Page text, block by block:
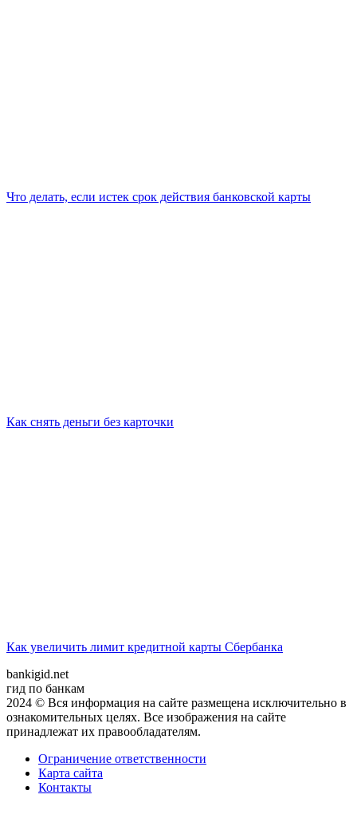
Что делать, если истек срок действия банковской карты
Как снять деньги без карточки
Как увеличить лимит кредитной карты Сбербанка
bankigid.net
гид по банкам
2024 © Вся информация на сайте размещена исключительно в
ознакомительных целях. Все изображения на сайте
принадлежат их правообладателям.
Ограничение ответственности
Карта сайта
Контакты